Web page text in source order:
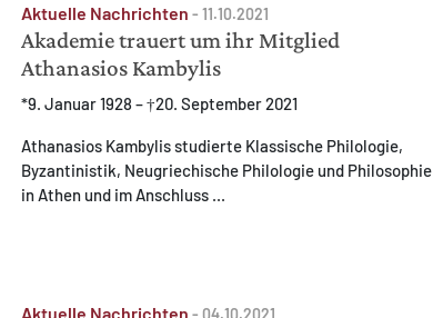
Aktuelle Nachrichten - 11.10.2021
Akademie trauert um ihr Mitglied
Athanasios Kambylis
*9. Januar 1928 – †20. September 2021
Athanasios Kambylis studierte Klassische Philologie,
Byzantinistik, Neugriechische Philologie und Philosophie
in Athen und im Anschluss ...
Aktuelle Nachrichten - 04.10.2021